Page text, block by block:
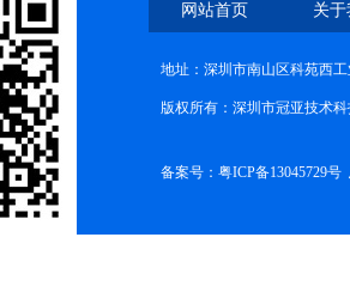
网站首页 关
地址：深圳市南山区科苑西
版权所有：深圳市冠亚技术
备案号： 粤ICP备13045729号